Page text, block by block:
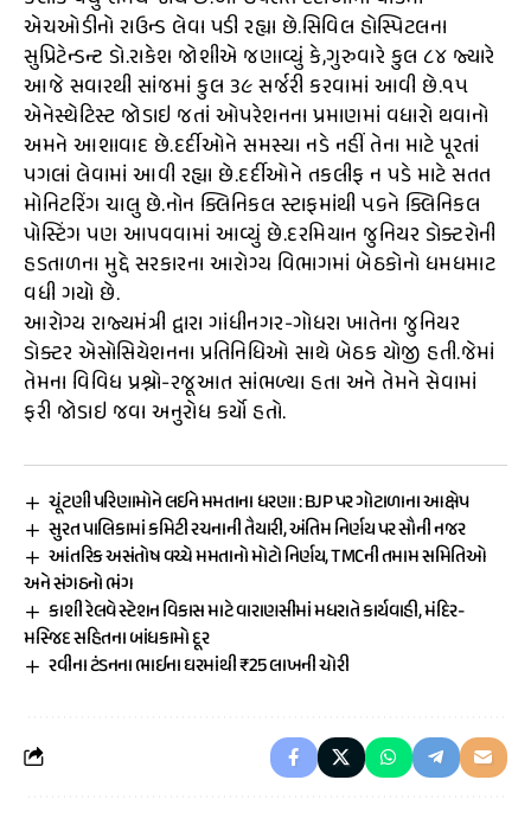
એચઓડીનો રાઉન્ડ લેવા પડી રહ્યા છે.સિવિલ હોસ્પિટલના
સુપ્રિટેન્ડન્ટ ડો.રાકેશ જોશીએ જણાવ્યું કે,ગુરુવારે કુલ ૮૪ જ્યારે
આજે સવારથી સાંજમાં કુલ ૩૯ સર્જરી કરવામાં આવી છે.૧૫
એનેસ્થેટિસ્ટ જોડાઇ જતાં ઓપરેશનના પ્રમાણમાં વધારો થવાનો
અમને આશાવાદ છે.દર્દીઓને સમસ્યા નડે નહીં તેના માટે પૂરતાં
પગલાં લેવામાં આવી રહ્યા છે.દર્દીઓને તકલીફ ન પડે માટે સતત
મોનિટરિંગ ચાલુ છે.નોન ક્લિનિકલ સ્ટાફમાંથી ૫૬ને ક્લિનિકલ
પોસ્ટિંગ પણ આપવવામાં આવ્યું છે.દરમિયાન જુનિયર ડોક્ટરોની
હડતાળના મુદ્દે સરકારના આરોગ્ય વિભાગમાં બેઠકોનો ધમધમાટ
વધી ગયો છે.
આરોગ્ય રાજ્યમંત્રી દ્વારા ગાંધીનગર-ગોધરા ખાતેના જુનિયર
ડોક્ટર એસોસિયેશનના પ્રતિનિધિઓ સાથે બેઠક યોજી હતી.જેમાં
તેમના વિવિધ પ્રશ્નો-રજૂઆત સાંભળ્યા હતા અને તેમને સેવામાં
ફરી જોડાઇ જવા અનુરોધ કર્યો હતો.
ચૂંટણી પરિણામોને લઈને મમતાના ધરણા : BJP પર ગોટાળાના આક્ષેપ
સુરત પાલિકામાં કમિટી રચનાની તૈયારી, અંતિમ નિર્ણય પર સૌની નજર
આંતરિક અસંતોષ વચ્ચે મમતાનો મોટો નિર્ણય, TMCની તમામ સમિતિઓ
અને સંગઠનો ભંગ
કાશી રેલવે સ્ટેશન વિકાસ માટે વારાણસીમાં મધરાતે કાર્યવાહી, મંદિર-
મસ્જિદ સહિતના બાંધકામો દૂર
રવીના ટંડનના ભાઈના ઘરમાંથી ₹25 લાખની ચોરી